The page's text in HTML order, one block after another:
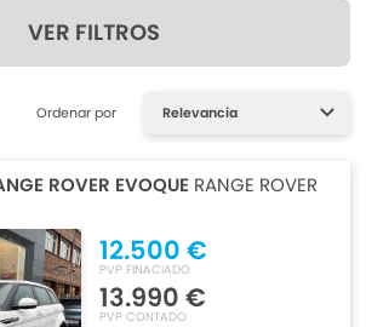
VER FILTROS
lo que estás
Ordenar por
ROVER EVOQUE RANGE ROVER
12.500 €
PVP FINACIADO
13.990 €
PVP CONTADO